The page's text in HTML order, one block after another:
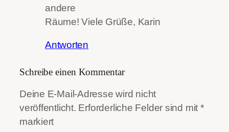
andere
Räume! Viele Grüße, Karin
Antworten
Schreibe einen Kommentar
Deine E-Mail-Adresse wird nicht
veröffentlicht. Erforderliche Felder sind mit *
markiert